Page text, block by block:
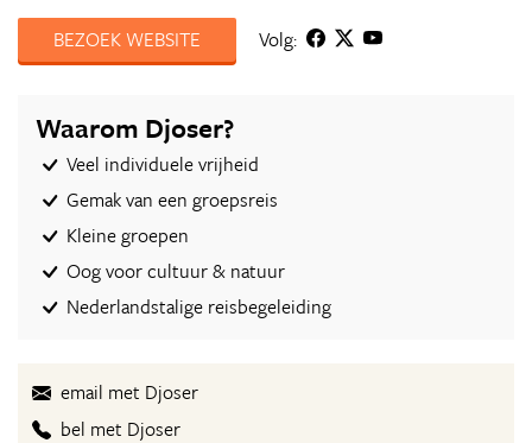
BEZOEK WEBSITE
Volg:
Waarom Djoser?
Veel individuele vrijheid
Gemak van een groepsreis
Kleine groepen
Oog voor cultuur & natuur
Nederlandstalige reisbegeleiding
email met Djoser
bel met Djoser